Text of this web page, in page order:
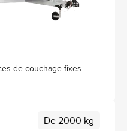
de couchage fixes
De 2000 kg